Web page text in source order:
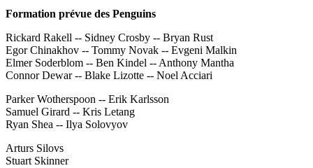
Formation prévue des Penguins
Rickard Rakell -- Sidney Crosby -- Bryan Rust
Egor Chinakhov -- Tommy Novak -- Evgeni Malkin
Elmer Soderblom -- Ben Kindel -- Anthony Mantha
Connor Dewar -- Blake Lizotte -- Noel Acciari
Parker Wotherspoon -- Erik Karlsson
Samuel Girard -- Kris Letang
Ryan Shea -- Ilya Solovyov
Arturs Silovs
Stuart Skinner